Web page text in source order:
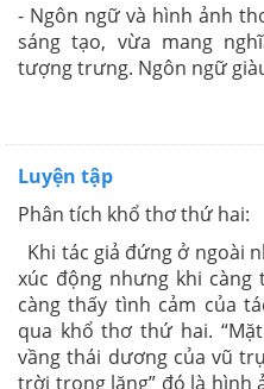
- Ngôn ngữ và hình ảnh
sáng tạo, vừa mang
tượng trưng. Ngôn ngữ
Luyện tập
Phân tích khổ thơ thứ hai:
Khi tác giả đứng ở ngoài
xúc động nhưng khi càng
càng thấy tình cảm của
qua khổ thơ thứ hai.
vầng thái dương của vũ
trời trong lăng” đó là hình